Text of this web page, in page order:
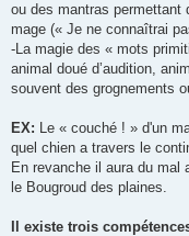
ou des mantras permettant
mage (« Je ne connaîtrai
-La magie des « mots
animal doué d’audition,
souvent des grognements
EX: Le « couché ! » d'un
quel chien a travers le
En revanche il aura du mal
le Bougroud des plaines.
Il existe trois